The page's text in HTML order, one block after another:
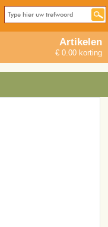
Artikelen
€ 0.00 korting